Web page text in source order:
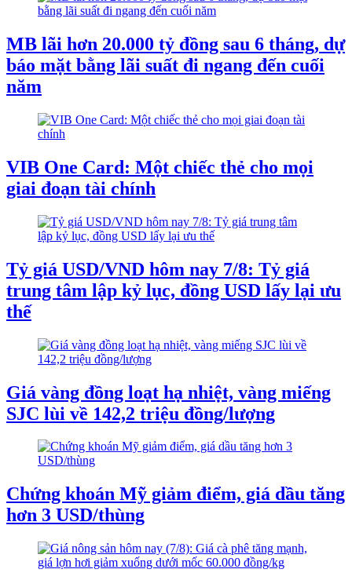
MB lãi hơn 20.000 tỷ đồng sau 6 tháng, dự
báo mặt bằng lãi suất đi ngang đến cuối
năm
VIB One Card: Một chiếc thẻ cho mọi
giai đoạn tài chính
Tỷ giá USD/VND hôm nay 7/8: Tỷ giá
trung tâm lập kỷ lục, đồng USD lấy lại ưu
thế
Giá vàng đồng loạt hạ nhiệt, vàng miếng
SJC lùi về 142,2 triệu đồng/lượng
Chứng khoán Mỹ giảm điểm, giá dầu tăng
hơn 3 USD/thùng